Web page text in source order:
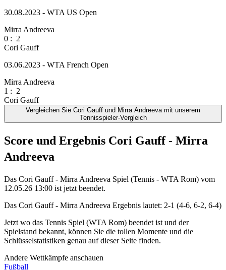
30.08.2023 - WTA US Open
Mirra Andreeva
0 : 2
Cori Gauff
03.06.2023 - WTA French Open
Mirra Andreeva
1 : 2
Cori Gauff
Vergleichen Sie Cori Gauff und Mirra Andreeva mit unserem
Tennisspieler-Vergleich
Score und Ergebnis Cori Gauff - Mirra
Andreeva
Das Cori Gauff - Mirra Andreeva Spiel (Tennis - WTA Rom) vom
12.05.26 13:00 ist jetzt beendet.
Das Cori Gauff - Mirra Andreeva Ergebnis lautet: 2-1 (4-6, 6-2, 6-4)
Jetzt wo das Tennis Spiel (WTA Rom) beendet ist und der
Spielstand bekannt, können Sie die tollen Momente und die
Schlüsselstatistiken genau auf dieser Seite finden.
Andere Wettkämpfe anschauen
Fußball